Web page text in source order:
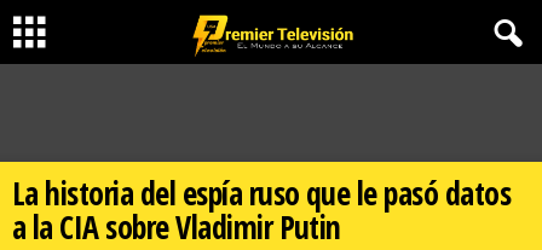
La historia del espía ruso que le pasó datos
a la CIA sobre Vladimir Putin